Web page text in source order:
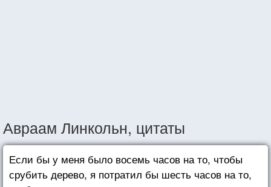
Авраам Линкольн, цитаты
Если бы у меня было восемь часов на то, чтобы
срубить дерево, я потратил бы шесть часов на то,